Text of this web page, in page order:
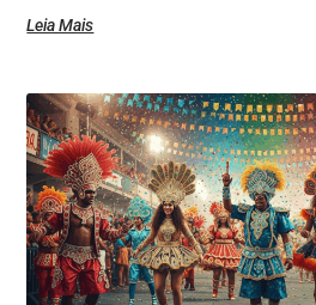
Leia Mais